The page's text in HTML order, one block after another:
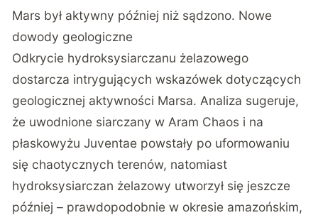
Mars był aktywny później niż sądzono. Nowe
dowody geologiczne
Odkrycie hydroksysiarczanu żelazowego
dostarcza intrygujących wskazówek dotyczących
geologicznej aktywności Marsa. Analiza sugeruje,
że uwodnione siarczany w Aram Chaos i na
płaskowyżu Juventae powstały po uformowaniu
się chaotycznych terenów, natomiast
hydroksysiarczan żelazowy utworzył się jeszcze
później – prawdopodobnie w okresie amazońskim,